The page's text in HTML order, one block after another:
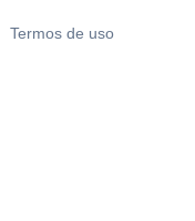
Termos de uso